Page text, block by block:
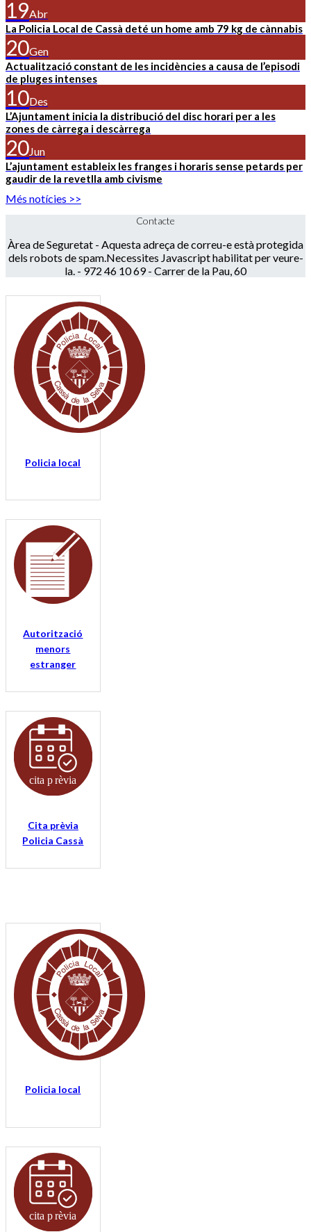
19Abr
La Policia Local de Cassà deté un home amb 79 kg de cànnabis
20Gen
Actualització constant de les incidències a causa de l’episodi
de pluges intenses
10Des
L’Ajuntament inicia la distribució del disc horari per a les
zones de càrrega i descàrrega
20Jun
L’ajuntament estableix les franges i horaris sense petards per
gaudir de la revetlla amb civisme
Més notícies >>
Contacte
Àrea de Seguretat - Aquesta adreça de correu-e està protegida
dels robots de spam.Necessites Javascript habilitat per veure-
la. - 972 46 10 69 - Carrer de la Pau, 60
Policia local
Autorització
menors
estranger
Cita prèvia
Policia Cassà
Policia local